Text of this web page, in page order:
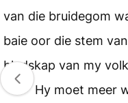
van die bruidegom
baie oor die stem
blydskap van my
30 Hy moet meer